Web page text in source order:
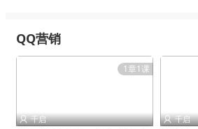
QQ营销
1章1课
 千启  千启